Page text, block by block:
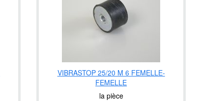
VIBRASTOP 25/20 M 6 FEMELLE-
FEMELLE
la pièce